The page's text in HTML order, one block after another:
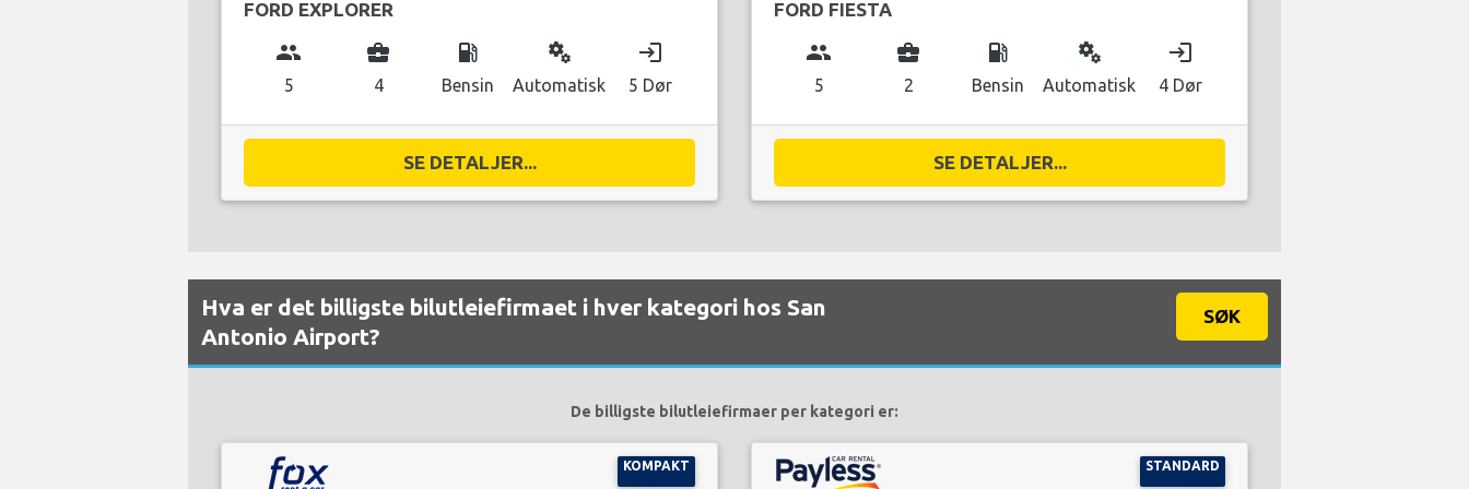
FORD EXPLORER
group
5
business_center
4
local_gas_station
Bensin
miscellaneous_services
Automatisk
login
5 Dør
SE DETALJER...
FORD FIESTA
group
5
business_center
2
local_gas_station
Bensin
miscellaneous_services
Automatisk
login
4 Dør
SE DETALJER...
Hva er det billigste bilutleiefirmaet i hver kategori hos San
Antonio Airport?
SØK
De billigste bilutleiefirmaer per kategori er:
KOMPAKT STANDARD